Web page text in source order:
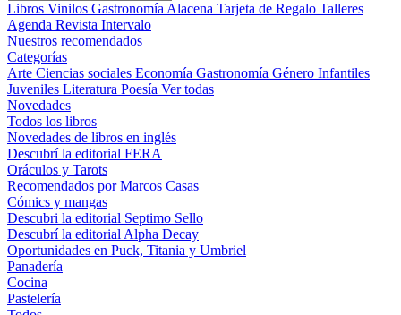
Libros Vinilos Gastronomía Alacena Tarjeta de Regalo Talleres
Agenda Revista Intervalo
Nuestros recomendados
Categorías
Arte Ciencias sociales Economía Gastronomía Género Infantiles
Juveniles Literatura Poesía Ver todas
Novedades
Todos los libros
Novedades de libros en inglés
Descubrí la editorial FERA
Oráculos y Tarots
Recomendados por Marcos Casas
Cómics y mangas
Descubri la editorial Septimo Sello
Descubrí la editorial Alpha Decay
Oportunidades en Puck, Titania y Umbriel
Panadería
Cocina
Pastelería